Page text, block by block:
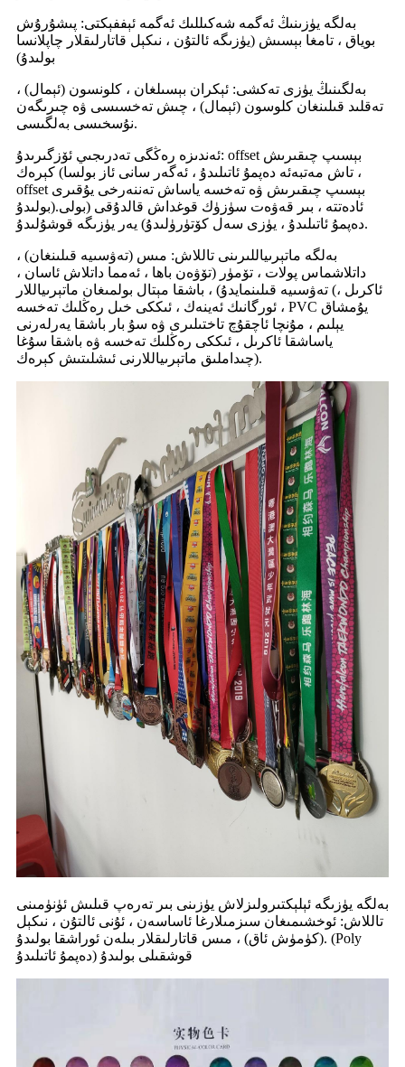
بەلگە يۈزىنىڭ ئەگمە شەكىللىك ئەگمە ئېففېكتى: پىشۇرۇش
بوياق ، تامغا بېسىش (يۈزىگە ئالتۇن ، نىكېل قاتارلىقلار چاپلانسا
بولىدۇ)
بەلگىنىڭ يۈزى تەكشى: ئېكران بېسىلغان ، كلونسون (ئېمال) ،
تەقلىد قىلىنغان كلوسون (ئېمال) ، چىش تەخسىسى ۋە چىرىگەن
نۇسخىسى بەلگىسى.
ئەندىزە رەڭگى تەدرىجىي ئۆزگىرىدۇ: offset بېسىپ چىقىرىش
كېرەك (تاش مەتبەئە دەپمۇ ئاتىلىدۇ ، ئەگەر سانى ئاز بولسا ،
offset بېسىپ چىقىرىش ۋە تەخسە ياساش تەننەرخى يۇقىرى
بولىدۇ).ئادەتتە ، بىر قەۋەت سۈزۈك قوغداش قالدۇقى (بولى
دەپمۇ ئاتىلىدۇ ، يۈزى سەل كۆتۈرۈلىدۇ) يەر يۈزىگە قوشۇلىدۇ.
بەلگە ماتېرىياللىرىنى تاللاش: مىس (تەۋسىيە قىلىنغان) ،
داتلاشماس پولات ، تۆمۈر (تۆۋەن باھا ، ئەمما داتلاش ئاسان ،
تەۋسىيە قىلىنمايدۇ) ، باشقا مېتال بولمىغان ماتېرىياللار (ئاكرىل ،
ئورگانىك ئەينەك ، ئىككى خىل رەڭلىك تەخسە ، PVC يۇمشاق
يېلىم ، مۇنچا ئاچقۇچ تاختىلىرى ۋە سۇ بار باشقا يەرلەرنى
ياساشقا ئاكرىل ، ئىككى رەڭلىك تەخسە ۋە باشقا سۇغا
چىداملىق ماتېرىياللارنى ئىشلىتىش كېرەك).
بەلگە يۈزىگە ئېلېكتىرولىزلاش يۈزىنى بىر تەرەپ قىلىش ئۈنۈمىنى
تاللاش: ئوخشىمىغان سىزمىلارغا ئاساسەن ، ئۇنى ئالتۇن ، نىكېل
(كۈمۈش ئاق) ، مىس قاتارلىقلار بىلەن ئوراشقا بولىدۇ. (Poly
دەپمۇ ئاتىلىدۇ) قوشقىلى بولىدۇ